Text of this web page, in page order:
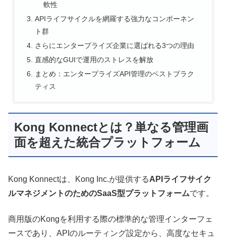
軟性
APIライフサイクルを網羅する強力なコンポーネン
ト群
さらにエンタープライズ企業に選ばれる3つの理由
直感的なGUIで運用のストレスを解放
まとめ：エンタープライズAPI管理のベストプラク
ティス
Kong Konnectとは？単なる管理画
面を超えた統合プラットフォーム
Kong Konnectは、Kong Inc.が提供するAPIライフサイク
ルマネジメントのためのSaaS型プラットフォームです。
商用版のKongを利用する際の標準的な管理インターフェ
ースであり、APIのルーティング設定から、高度なセキュ